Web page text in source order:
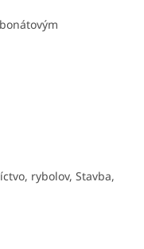
rybolov, Stavba,